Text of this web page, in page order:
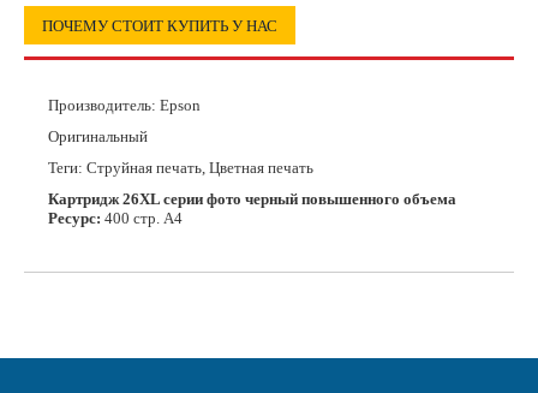
ПОЧЕМУ СТОИТ КУПИТЬ У НАС
Производитель: Epson
Оригинальный
Теги: Струйная печать, Цветная печать
Картридж 26XL серии фото черный повышенного объема
Ресурс: 400 стр. А4